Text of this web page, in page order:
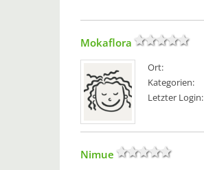
Mokaflora
Ort:
Kategorien:
Letzter Login:
Nimue